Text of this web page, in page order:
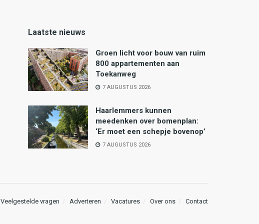
Laatste nieuws
Groen licht voor bouw van ruim
800 appartementen aan
Toekanweg
7 AUGUSTUS 2026
Haarlemmers kunnen
meedenken over bomenplan:
‘Er moet een schepje bovenop’
7 AUGUSTUS 2026
Veelgestelde vragen Adverteren Vacatures Over ons Contact